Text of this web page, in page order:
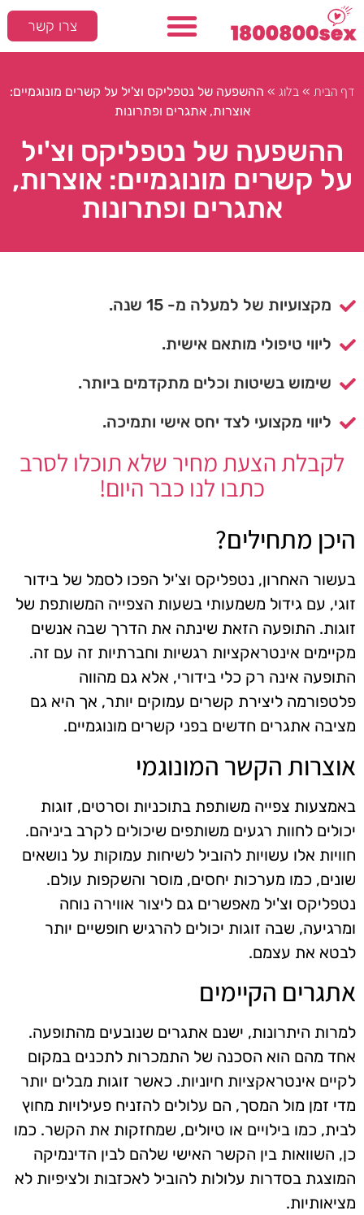
צרו קשר
דף הבית »בלוג » ההשפעה של נטפליקס וצ'יל על קשרים מונוגמיים:
אוצרות, אתגרים ופתרונות
ההשפעה של נטפליקס וצ'יל
על קשרים מונוגמיים: אוצרות,
אתגרים ופתרונות
מקצועיות של למעלה מ- 15 שנה.
ליווי טיפולי מותאם אישית.
שימוש בשיטות וכלים מתקדמים ביותר.
ליווי מקצועי לצד יחס אישי ותמיכה.
לקבלת הצעת מחיר שלא תוכלו לסרב
כתבו לנו כבר היום!
היכן מתחילים?
בעשור האחרון, נטפליקס וצ'יל הפכו לסמל של בידור
זוגי, עם גידול משמעותי בשעות הצפייה המשותפת של
זוגות. התופעה הזאת שינתה את הדרך שבה אנשים
מקיימים אינטראקציות רגשיות וחברתיות זה עם זה.
התופעה אינה רק כלי בידורי, אלא גם מהווה
פלטפורמה ליצירת קשרים עמוקים יותר, אך היא גם
מציבה אתגרים חדשים בפני קשרים מונוגמיים.
אוצרות הקשר המונוגמי
באמצעות צפייה משותפת בתוכניות וסרטים, זוגות
יכולים לחוות רגעים משותפים שיכולים לקרב ביניהם.
חוויות אלו עשויות להוביל לשיחות עמוקות על נושאים
שונים, כמו מערכות יחסים, מוסר והשקפות עולם.
נטפליקס וצ'יל מאפשרים גם ליצור אווירה נוחה
ומרגיעה, שבה זוגות יכולים להרגיש חופשיים יותר
לבטא את עצמם.
אתגרים הקיימים
למרות היתרונות, ישנם אתגרים שנובעים מהתופעה.
אחד מהם הוא הסכנה של התמכרות לתכנים במקום
לקיים אינטראקציות חיוניות. כאשר זוגות מבלים יותר
מדי זמן מול המסך, הם עלולים להזניח פעילויות מחוץ
לבית, כמו בילויים או טיולים, שמחזקות את הקשר. כמו
כן, השוואות בין הקשר האישי שלהם לבין הדינמיקה
המוצגת בסדרות עלולות להוביל לאכזבות ולציפיות לא
מציאותיות.